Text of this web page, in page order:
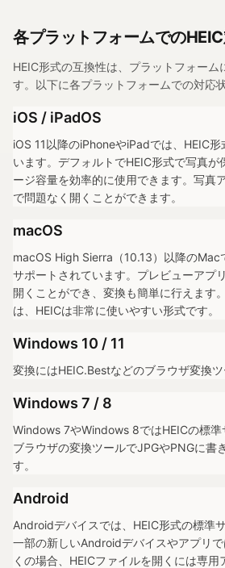
各プラットフォームでの
HEIC形式の互換性は、プラットフォーム
す。以下に各プラットフォームでの対応
iOS / iPadOS
iOS 11以降のiPhoneやiPadでは、HEIC
います。デフォルトでHEIC形式で写真が
ージ容量を効率的に使用できます。写真
で問題なく開くことができます。
macOS
macOS High Sierra（10.13）以降のMac
サポートされています。プレビューアプ
開くことができ、変換も簡単に行えます
は、HEICは非常に使いやすい形式です。
Windows 10 / 11
変換にはHEIC.Bestなどのブラウザ変換ツ
Windows 7 / 8
Windows 7やWindows 8ではHEICの標準
ブラウザの変換ツールでJPGやPNGに書
す。
Android
Androidデバイスでは、HEIC形式の標準
一部の新しいAndroidデバイスやアプリ
くの場合、HEICファイルを開くには専